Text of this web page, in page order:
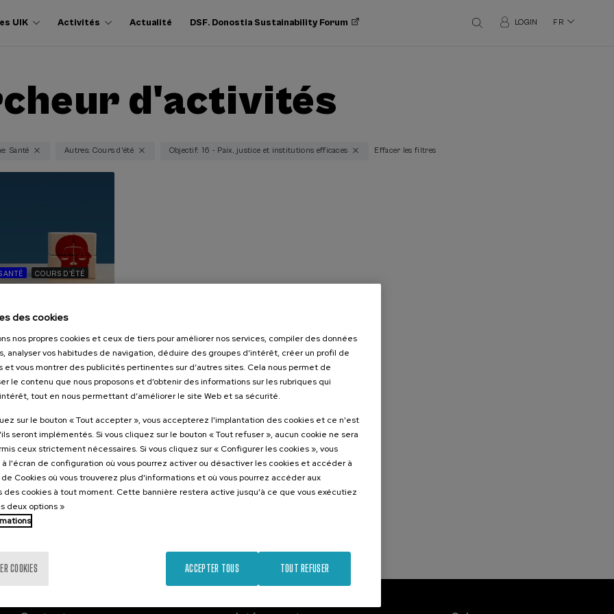
UIK Activités Actualité DSF. Donostia Sustainability Forum LOGIN FR
d'activités
Santé Autres: Cours d'été Objectif: 16 - Paix, justice et institutions efficaces Effacer les filtres
COURS D'ÉTÉ
y
personas
... DE 25 €
Dernières
places
Gratuit
Date
passée
Liste
d'attente
Période
d'inscription
terminée
des cookies
nos propres cookies et ceux de tiers pour améliorer nos services, compiler des données
analyser vos habitudes de navigation, déduire des groupes d’intérêt, créer un profil de
et vous montrer des publicités pertinentes sur d’autres sites. Cela nous permet de
le contenu que nous proposons et d’obtenir des informations sur les rubriques qui
tout en nous permettant d’améliorer le site Web et sa sécurité.
sur le bouton « Tout accepter », vous accepterez l'implantation des cookies et ce n'est
seront implémentés. Si vous cliquez sur le bouton « Tout refuser », aucun cookie ne sera
ceux strictement nécessaires. Si vous cliquez sur « Configurer les cookies », vous
l'écran de configuration où vous pourrez activer ou désactiver les cookies et accéder à
Cookies où vous trouverez plus d'informations et où vous pourrez accéder aux
des cookies à tout moment. Cette bannière restera active jusqu'à ce que vous exécutiez
deux options »
COOKIES TOUT REFUSER
ACCEPTER TOUS